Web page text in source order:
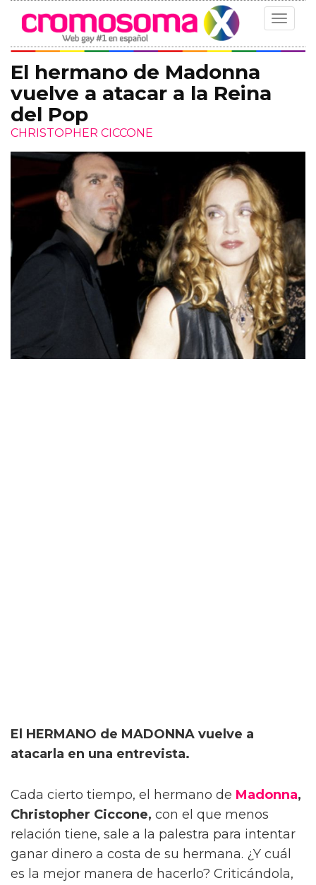
Toggle
El hermano de Madonna
vuelve a atacar a la Reina
del Pop
CHRISTOPHER CICCONE
El HERMANO de MADONNA vuelve a
atacarla en una entrevista.
Cada cierto tiempo, el hermano de Madonna,
Christopher Ciccone, con el que menos
relación tiene, sale a la palestra para intentar
ganar dinero a costa de su hermana. ¿Y cuál
es la mejor manera de hacerlo? Criticándola,